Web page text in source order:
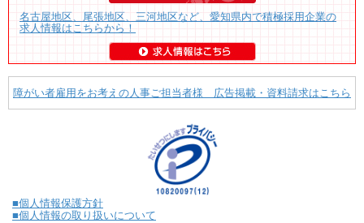
名古屋地区、尾張地区、三河地区など、愛知県内で積極採用企業の
求人情報はこちらから！
障がい者雇用をお考えの人事ご担当者様 広告掲載・資料請求はこちら
■個人情報保護方針
■個人情報の取り扱いについて